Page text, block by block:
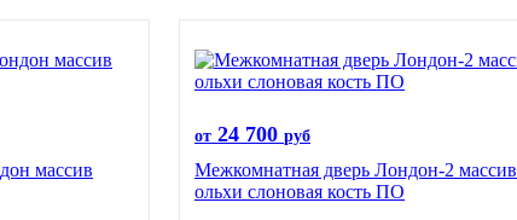
массив
от 24 700 руб
Межкомнатная дверь Лондон-2 массив
ольхи слоновая кость ПО